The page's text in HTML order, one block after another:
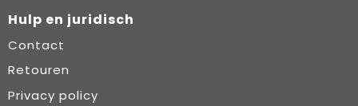
Hulp en juridisch
Contact
Retouren
Privacy policy